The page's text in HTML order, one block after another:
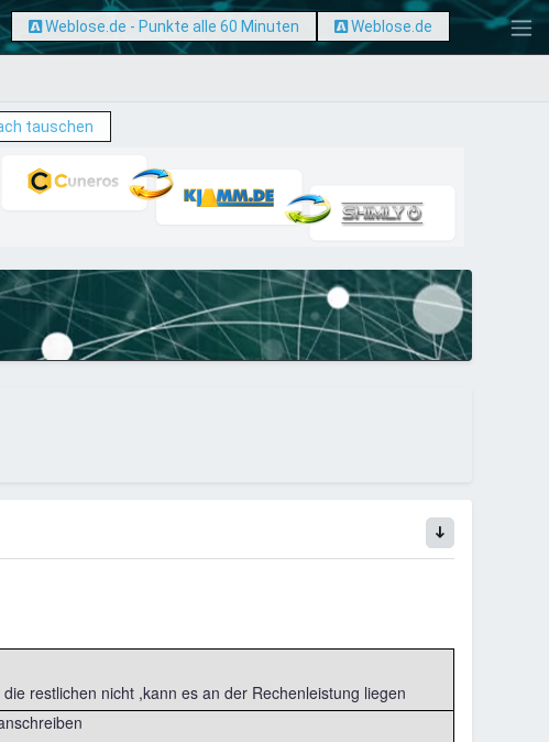
Weblose.de - Punkte alle 60 Minuten Weblose.de
tauschen
restlichen nicht ,kann es an der Rechenleistung liegen